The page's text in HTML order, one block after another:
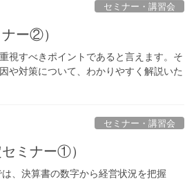
セミナー・講習会
ー②）
視すべきポイントであると言えます。そ
や対策について、わかりやすく解説いた
セミナー・講習会
ミナー①）
、決算書の数字から経営状況を把握